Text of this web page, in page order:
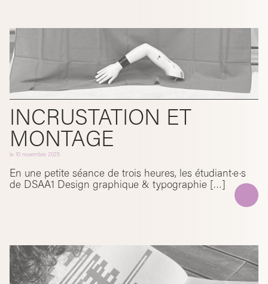
INCRUSTATION ET
MONTAGE
le 10 novembre 2025
En une petite séance de trois heures, les étudiant·e·s
de DSAA1 Design graphique & typographie […]